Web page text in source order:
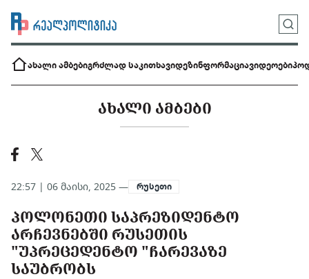
ახალი ამბებიგრძლად საკითხავიდეზინფორმაციავიდეოები
ᲐᲮᲐᲚᲘ ᲐᲛᲑᲔᲑᲘ
22:57 | 06 მაისი, 2025 — რუსეთი
ᲞᲝᲚᲝᲜᲔᲗᲘ ᲡᲐᲞᲠᲔᲖᲘᲓᲔᲜᲢᲝ
ᲐᲠᲩᲔᲕᲜᲔᲑᲨᲘ ᲠᲣᲡᲔᲗᲘᲡ
"ᲣᲞᲠᲔᲪᲔᲓᲔᲜᲢᲝ "ᲩᲐᲠᲔᲕᲐᲖᲔ
ᲡᲐᲣᲑᲠᲝᲑᲡ